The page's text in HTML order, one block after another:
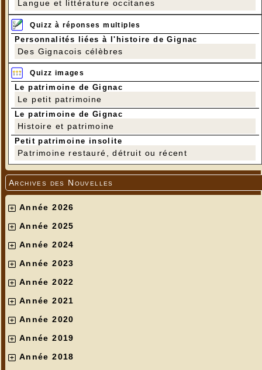
Langue et littérature occitanes
Quizz à réponses multiples
Personnalités liées à l'histoire de Gignac
Des Gignacois célèbres
Quizz images
Le patrimoine de Gignac
Le petit patrimoine
Le patrimoine de Gignac
Histoire et patrimoine
Petit patrimoine insolite
Patrimoine restauré, détruit ou récent
Archives des Nouvelles
Année 2026
Année 2025
Année 2024
Année 2023
Année 2022
Année 2021
Année 2020
Année 2019
Année 2018